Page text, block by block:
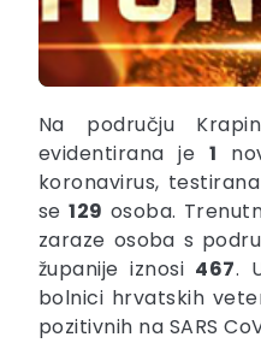
Na području
evidentirana je1
koronavirus,
se129 osoba.
zaraze osoba s
županije iznosi 467.
bolnici hrvatskih
pozitivnih na SARS